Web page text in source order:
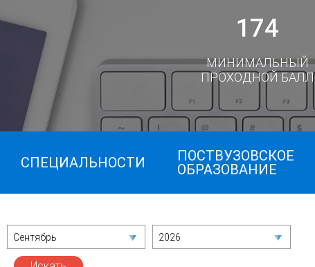
174
МИНИМАЛЬНЫЙ
ПРОХОДНОЙ БАЛЛ
СПЕЦИАЛЬНОСТИ
ПОСТВУЗОВСКОЕ
ОБРАЗОВАНИЕ
Сентябрь 2026